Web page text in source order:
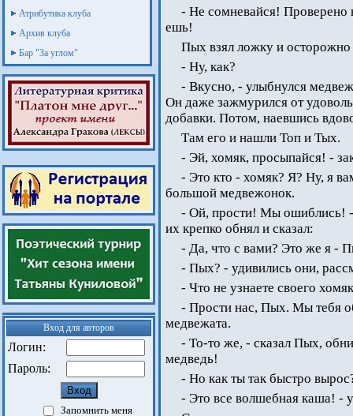
Атрибутика клуба
Архив клуба
Бар "За углом"
Вход для авторов
Логин:
Пароль:
Запомнить меня
- Не сомневайся! Проверено
ешь!
Пых взял ложку и
- Ну, как?
- Вкусно, - улыбнулся
Он даже зажмурился от
добавки. Потом, наевшись
Там его и нашли Топ и Тых.
- Эй, хомяк, просыпайся! -
- Это кто - хомяк? Я? Ну, я
большой медвежонок.
- Ой, прости! Мы ошиблись! -
их крепко обнял и сказал:
- Да, что с вами? Это же я -
- Пых? - удивились они,
- Что не узнаете своего
- Прости нас, Пых. Мы тебя
медвежата.
- То-то же, - сказал Пых,
медведь!
- Но как ты так быстро
- Это все волшебная каша! -